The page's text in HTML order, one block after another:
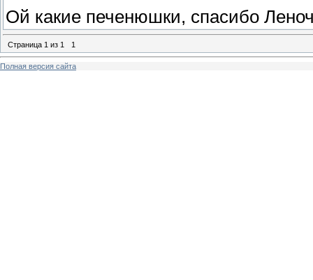
Ой какие печенюшки, спасибо
Страница 1 из 1 1
Полная версия сайта